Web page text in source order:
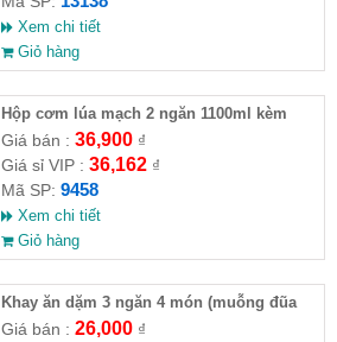
Xem chi tiết
Giỏ hàng
Hộp cơm lúa mạch 2 ngăn 1100ml kèm
muỗng đũa
Giá bán : 36,900₫
Giá sỉ VIP : 36,162₫
Mã SP: 9458
Xem chi tiết
Giỏ hàng
Khay ăn dặm 3 ngăn 4 món (muỗng đũa
nĩa)
Giá bán : 26,000₫